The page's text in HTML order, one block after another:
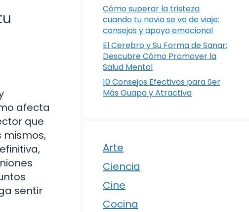
afecta
que
mismos,
sentir
Cómo superar la tristeza
cuando tu novio se va de viaje:
consejos y apoyo emocional
El Cerebro y Su Forma de Sanar:
Descubre Cómo Promover la
Salud Mental
10 Consejos Efectivos para Ser
Más Guapa y Atractiva
Arte
Ciencia
Cine
Cocina